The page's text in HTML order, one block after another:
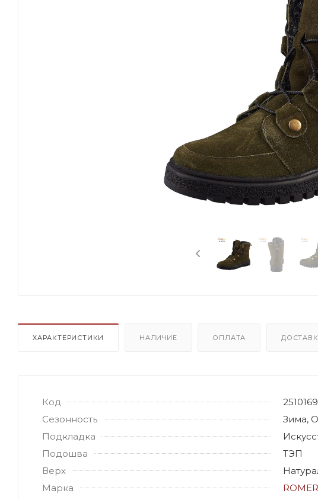
ХАРАКТЕРИСТИКИ НАЛИЧИЕ ОПЛАТА
Код
2510169
Сезонность
Зима,
Подкладка
Подошва
ТЭП
Верх
Марка
ROMER